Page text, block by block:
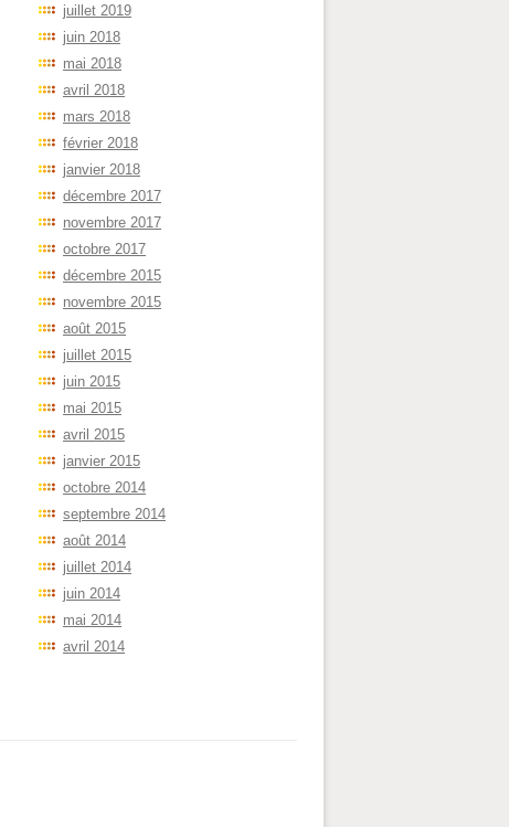
juillet 2019
juin 2018
mai 2018
avril 2018
mars 2018
février 2018
janvier 2018
décembre 2017
novembre 2017
octobre 2017
décembre 2015
novembre 2015
août 2015
juillet 2015
juin 2015
mai 2015
avril 2015
janvier 2015
octobre 2014
septembre 2014
août 2014
juillet 2014
juin 2014
mai 2014
avril 2014